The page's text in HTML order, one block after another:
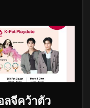
ลจีคว้าตัว